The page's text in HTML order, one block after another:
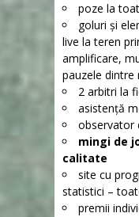
poze la
goluri și
live la teren
amplificare,
pauzele dintre
2 arbitri la
asistență
observator
mingi de
calitate
site cu
statistici –
premii